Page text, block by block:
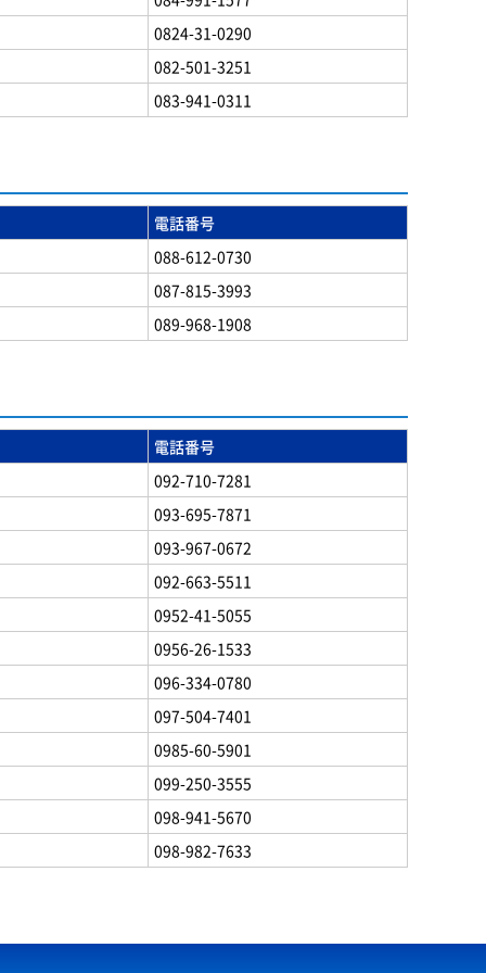
0824-31-0290
082-501-3251
083-941-0311
電話番号
088-612-0730
087-815-3993
089-968-1908
電話番号
092-710-7281
093-695-7871
093-967-0672
092-663-5511
0952-41-5055
0956-26-1533
096-334-0780
097-504-7401
0985-60-5901
099-250-3555
098-941-5670
098-982-7633